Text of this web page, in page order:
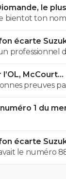
le
bientot ton nom
tu continue
chialer
pour une fois
écarte
professionnel
malade mdr
McCourt
preuves
1 du
écarte
le numéro